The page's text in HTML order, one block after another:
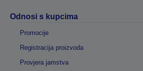
Odnosi s kupcima
Promocije
Registracija proizvoda
Provjera jamstva